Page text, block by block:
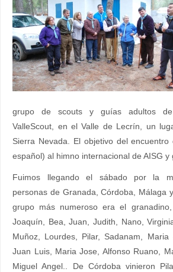
grupo de scouts y guías adultos
ValleScout, en el Valle de Lecrín, un
Sierra Nevada. El objetivo del
español) al himno internacional de AISG y
Fuimos llegando el sábado por la
personas de Granada, Córdoba, Málaga
grupo más numeroso era el
Joaquín, Bea, Juan, Judith, Nano,
Muñoz, Lourdes, Pilar, Sadanam,
Juan Luis, Maria Jose, Alfonso Ruano,
Miguel Angel.. De Córdoba vinieron